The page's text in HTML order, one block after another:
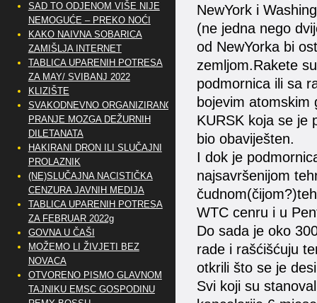
NewYork i
(ne jedna nego
od NewYorka bi
zemljom.Rakete
podmornica ili sa
bojevim atomskim
KURSK koja se je
bio obaviješten.
I dok je
najsavršenijom
WTC cenru i u
Do sada je oko
rade i rašćišćuju
otkrili što se je
Svi koji su
SAD TO ODJENOM VIŠE NIJE
NEMOGUĆE – PREKO NOĆI
KAKO NAIVNA SOBARICA
ZAMIŠLJA INTERNET
TABLICA UPARENIH POTRESA
ZA MAY/ SVIBANJ 2022
KLIZIŠTE
SVAKODNEVNO ORGANIZIRANO
PRANJE MOZGA DEŽURNIH
DILETANATA
HAKIRANI DRON ILI SLUČAJNI
PROLAZNIK
(NE)SLUČAJNA NACISTIČKA
CENZURA JAVNIH MEDIJA
TABLICA UPARENIH POTRESA
ZA FEBRUAR 2022g
GOVNA U ČAŠI
MOŽEMO LI ŽIVJETI BEZ
NOVACA
OTVORENO PISMO GLAVNOM
TAJNIKU EMSC GOSPODINU